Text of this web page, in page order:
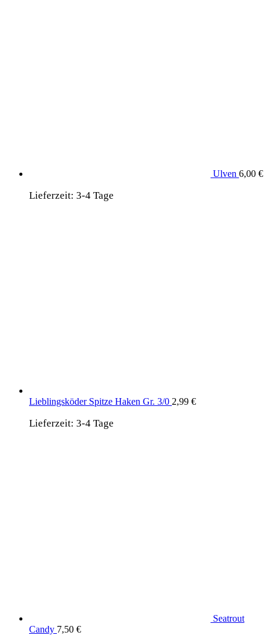
Ulven 6,00 €
Lieferzeit: 3-4 Tage
Lieblingsköder Spitze Haken Gr. 3/0 2,99 €
Lieferzeit: 3-4 Tage
Seatrout
Candy 7,50 €